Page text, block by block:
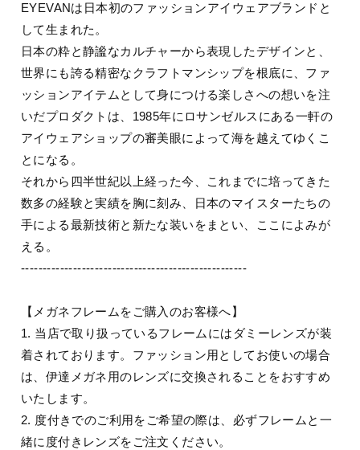
EYEVANは日本初のファッションアイウェアブランドと
して生まれた。
日本の粋と静謐なカルチャーから表現したデザインと、
世界にも誇る精密なクラフトマンシップを根底に、ファ
ッションアイテムとして身につける楽しさへの想いを注
いだプロダクトは、1985年にロサンゼルスにある一軒の
アイウェアショップの審美眼によって海を越えてゆくこ
とになる。
それから四半世紀以上経った今、これまでに培ってきた
数多の経験と実績を胸に刻み、日本のマイスターたちの
手による最新技術と新たな装いをまとい、ここによみが
える。
----------------------------------------------------
【メガネフレームをご購入のお客様へ】
1. 当店で取り扱っているフレームにはダミーレンズが装
着されております。ファッション用としてお使いの場合
は、伊達メガネ用のレンズに交換されることをおすすめ
いたします。
2. 度付きでのご利用をご希望の際は、必ずフレームと一
緒に度付きレンズをご注文ください。